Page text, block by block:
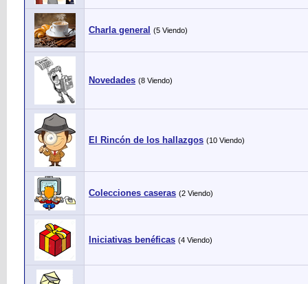
Charla general (5 Viendo)
Novedades (8 Viendo)
El Rincón de los hallazgos (10 Viendo)
Colecciones caseras (2 Viendo)
Iniciativas benéficas (4 Viendo)